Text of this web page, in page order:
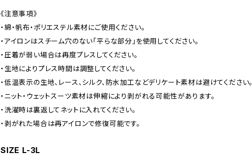
《注意事項》
・綿・帆布・ポリエステル素材にご使用ください。
・アイロンはスチーム穴のない「平らな部分」を使用してください。
・圧着が弱い場合は再度プレスしてください。
・生地によりプレス時間は調整してください。
・低温表示の生地、レース、シルク、防水加工などデリケート素材は避けてください。
・ニット・ウェットスーツ素材は伸縮により剥がれる可能性があります。
・洗濯時は裏返してネットに入れてください。
・剥がれた場合は再アイロンで修復可能です。
SIZE L-3L